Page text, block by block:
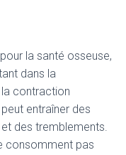
la santé osseuse,
dans la
contraction
entraîner des
des tremblements.
consomment pas